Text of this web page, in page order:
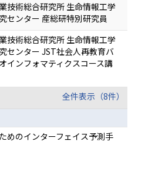
技術総合研究所 生命情報工学
センター 産総研特別研究員
技術総合研究所 生命情報工学
センター JST社会人再教育バ
インフォマティクスコース講
全件表示（8件）
めのインターフェイス予測手